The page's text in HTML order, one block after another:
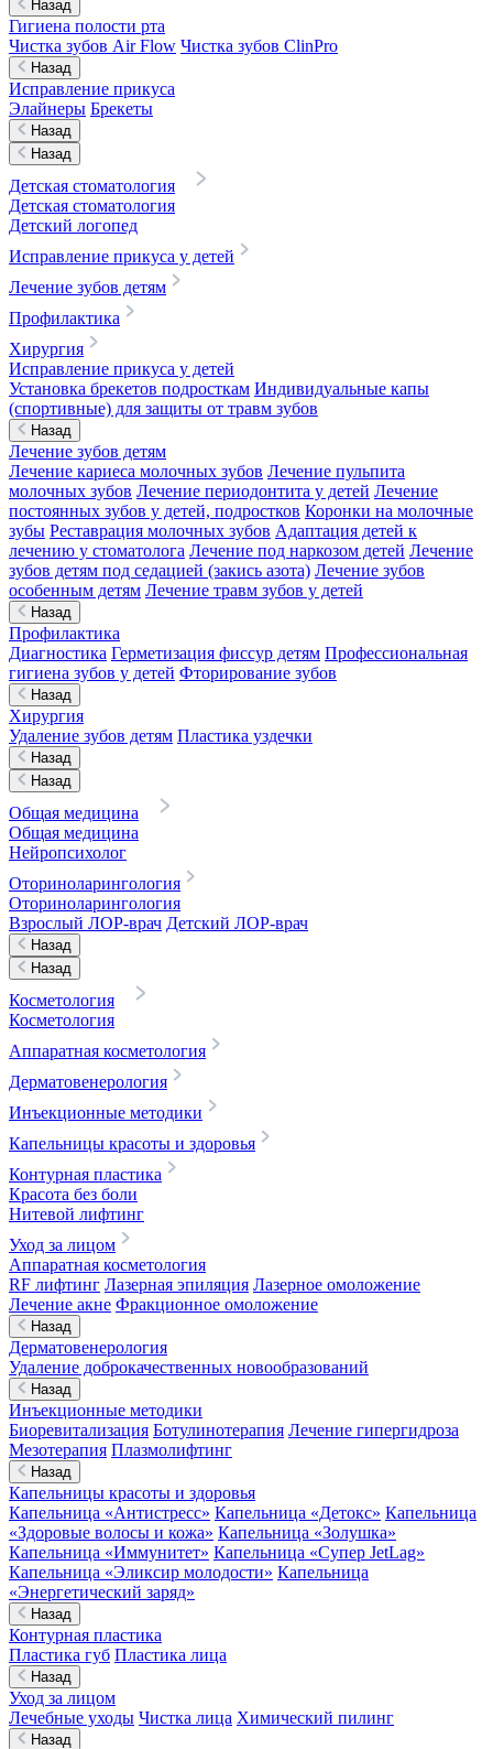
Назад
Гигиена полости рта
Чистка зубов Air Flow Чистка зубов ClinPro
Назад
Исправление прикуса
Элайнеры Брекеты
Назад
Назад
Детская стоматология
Детская стоматология
Детский логопед
Исправление прикуса у детей
Лечение зубов детям
Профилактика
Хирургия
Исправление прикуса у детей
Установка брекетов подросткам Индивидуальные капы
(спортивные) для защиты от травм зубов
Назад
Лечение зубов детям
Лечение кариеса молочных зубов Лечение пульпита
молочных зубов Лечение периодонтита у детей Лечение
постоянных зубов у детей, подростков Коронки на молочные
зубы Реставрация молочных зубов Адаптация детей к
лечению у стоматолога Лечение под наркозом детей Лечение
зубов детям под седацией (закись азота) Лечение зубов
особенным детям Лечение травм зубов у детей
Назад
Профилактика
Диагностика Герметизация фиссур детям Профессиональная
гигиена зубов у детей Фторирование зубов
Назад
Хирургия
Удаление зубов детям Пластика уздечки
Назад
Назад
Общая медицина
Общая медицина
Нейропсихолог
Оториноларингология
Оториноларингология
Взрослый ЛОР-врач Детский ЛОР-врач
Назад
Назад
Косметология
Косметология
Аппаратная косметология
Дерматовенерология
Инъекционные методики
Капельницы красоты и здоровья
Контурная пластика
Красота без боли
Нитевой лифтинг
Уход за лицом
Аппаратная косметология
RF лифтинг Лазерная эпиляция Лазерное омоложение
Лечение акне Фракционное омоложение
Назад
Дерматовенерология
Удаление доброкачественных новообразований
Назад
Инъекционные методики
Биоревитализация Ботулинотерапия Лечение гипергидроза
Мезотерапия Плазмолифтинг
Назад
Капельницы красоты и здоровья
Капельница «Антистресс» Капельница «Детокс» Капельница
«Здоровые волосы и кожа» Капельница «Золушка»
Капельница «Иммунитет» Капельница «Супер JetLag»
Капельница «Эликсир молодости» Капельница
«Энергетический заряд»
Назад
Контурная пластика
Пластика губ Пластика лица
Назад
Уход за лицом
Лечебные уходы Чистка лица Химический пилинг
Назад